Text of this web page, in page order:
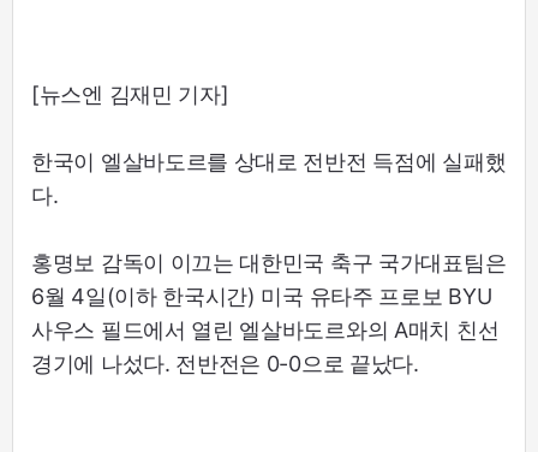
[뉴스엔 김재민 기자]
한국이 엘살바도르를 상대로 전반전 득점에 실패했
다.
홍명보 감독이 이끄는 대한민국 축구 국가대표팀은
6월 4일(이하 한국시간) 미국 유타주 프로보 BYU
사우스 필드에서 열린 엘살바도르와의 A매치 친선
경기에 나섰다. 전반전은 0-0으로 끝났다.